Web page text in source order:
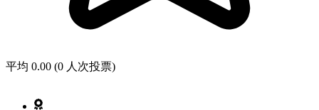
平均 0.00 (0 人次投票)